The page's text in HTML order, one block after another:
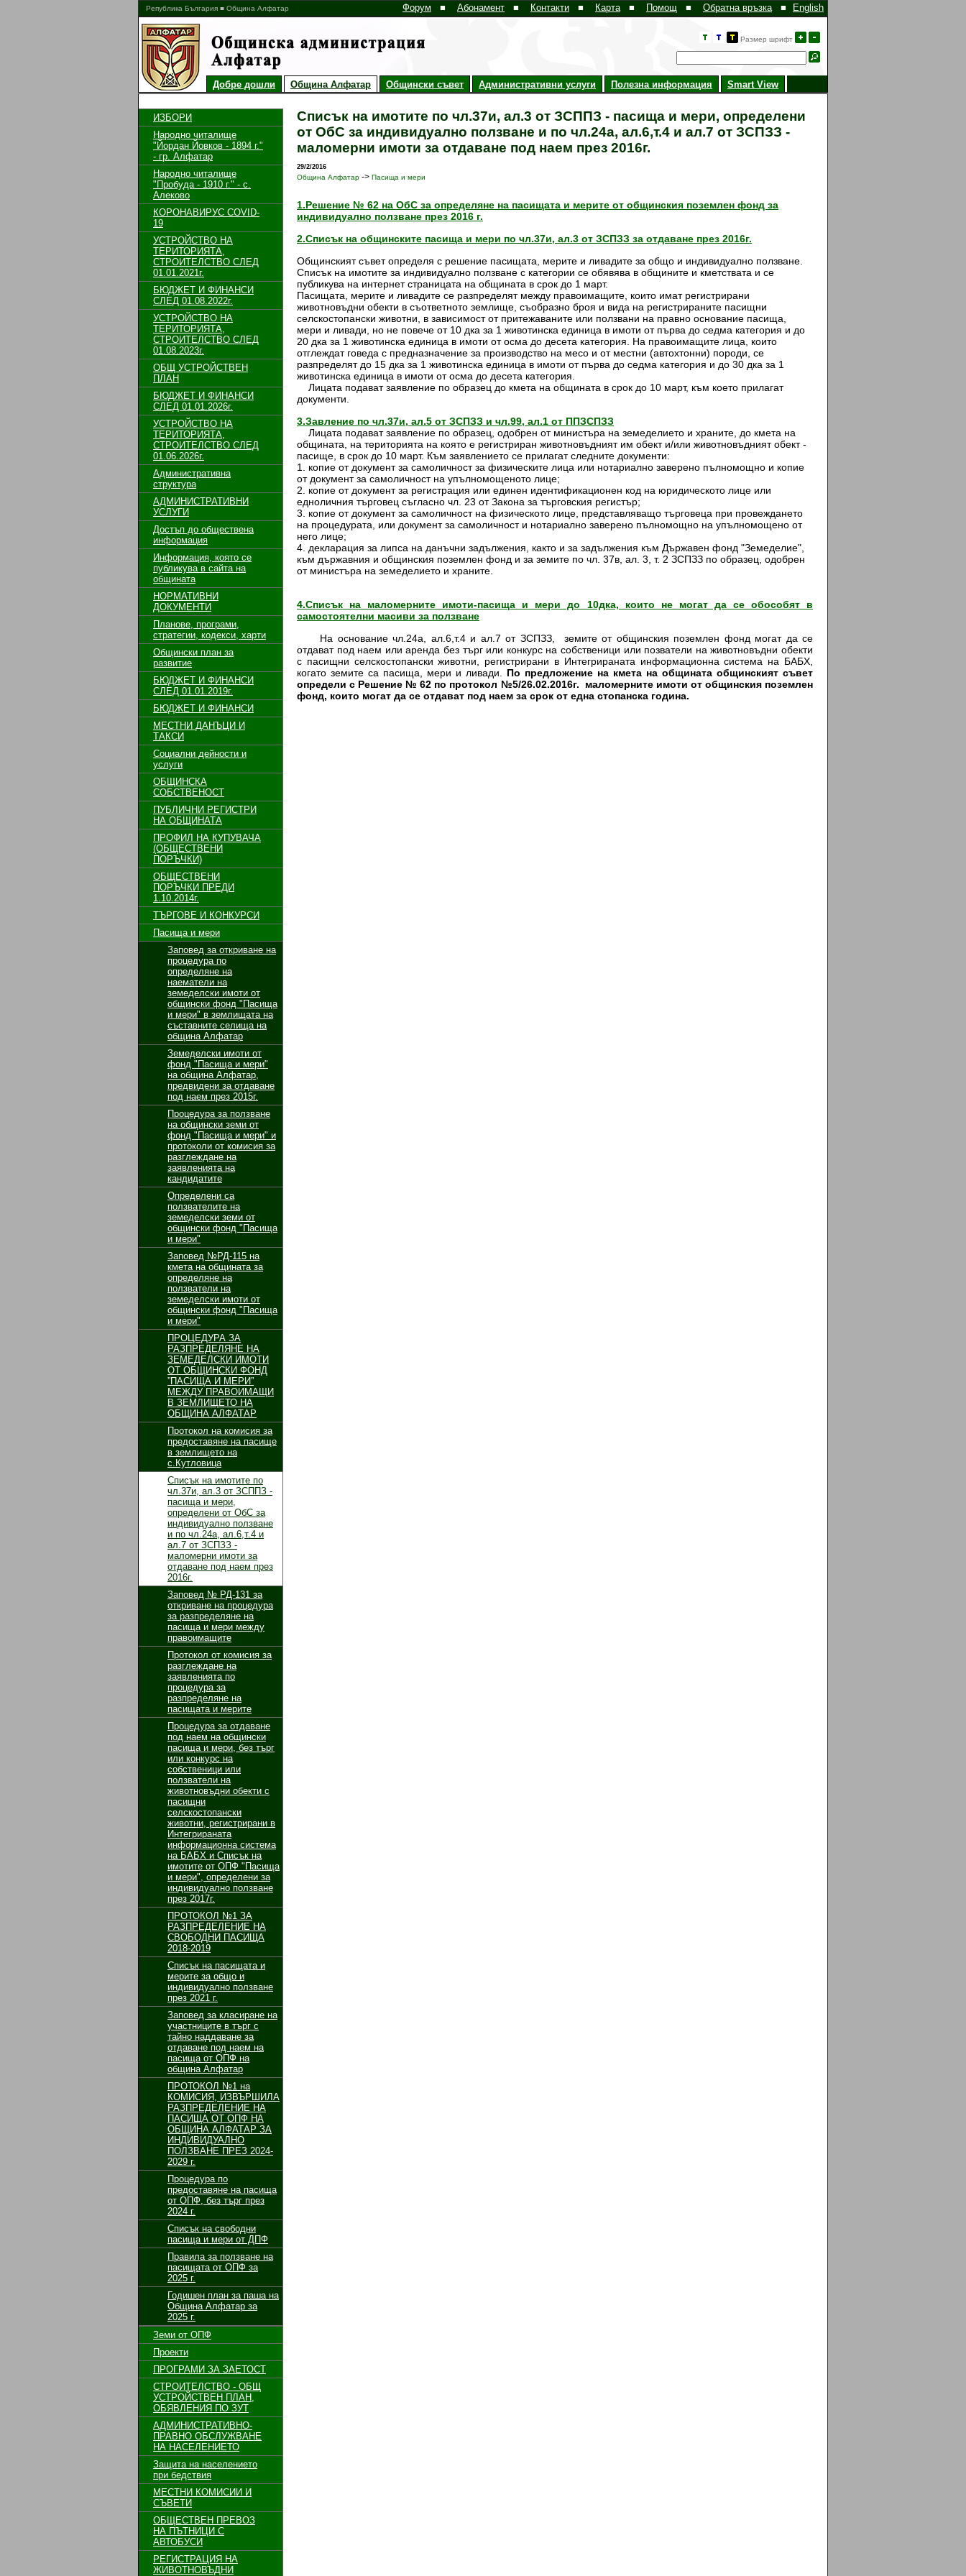
Република България ■ Община Алфатар English
Форум ■ Абонамент ■ Контакти ■ Карта ■ Помощ ■ Обратна връзка ■
Размер шрифт
Добре дошли Община Алфатар Общински съвет Административни услуги Полезна информация Smart View
ИЗБОРИ
Народно читалище
"Йордан Йовков - 1894 г."
- гр. Алфатар
Народно читалище
"Пробуда - 1910 г." - с.
Алеково
КОРОНАВИРУС COVID-
19
УСТРОЙСТВО НА
ТЕРИТОРИЯТА,
СТРОИТЕЛСТВО СЛЕД
01.01.2021г.
БЮДЖЕТ И ФИНАНСИ
СЛЕД 01.08.2022г.
УСТРОЙСТВО НА
ТЕРИТОРИЯТА,
СТРОИТЕЛСТВО СЛЕД
01.08.2023г.
ОБЩ УСТРОЙСТВЕН
ПЛАН
БЮДЖЕТ И ФИНАНСИ
СЛЕД 01.01.2026г.
УСТРОЙСТВО НА
ТЕРИТОРИЯТА,
СТРОИТЕЛСТВО СЛЕД
01.06.2026г.
Административна
структура
АДМИНИСТРАТИВНИ
УСЛУГИ
Достъп до обществена
информация
Информация, която се
публикува в сайта на
общината
НОРМАТИВНИ
ДОКУМЕНТИ
Планове, програми,
стратегии, кодекси, харти
Общински план за
развитие
БЮДЖЕТ И ФИНАНСИ
СЛЕД 01.01.2019г.
БЮДЖЕТ И ФИНАНСИ
МЕСТНИ ДАНЪЦИ И
ТАКСИ
Социални дейности и
услуги
ОБЩИНСКА
СОБСТВЕНОСТ
ПУБЛИЧНИ РЕГИСТРИ
НА ОБЩИНАТА
ПРОФИЛ НА КУПУВАЧА
(ОБЩЕСТВЕНИ
ПОРЪЧКИ)
ОБЩЕСТВЕНИ
ПОРЪЧКИ ПРЕДИ
1.10.2014г.
ТЪРГОВЕ И КОНКУРСИ
Пасища и мери
Заповед за откриване на
процедура по
определяне на
наематели на
земеделски имоти от
общински фонд "Пасища
и мери" в землищата на
съставните селища на
община Алфатар
Земеделски имоти от
фонд "Пасища и мери"
на община Алфатар,
предвидени за отдаване
под наем през 2015г.
Процедура за ползване
на общински земи от
фонд "Пасища и мери" и
протоколи от комисия за
разглеждане на
заявленията на
кандидатите
Определени са
ползвателите на
земеделски земи от
общински фонд "Пасища
и мери"
Заповед №РД-115 на
кмета на общината за
определяне на
ползватели на
земеделски имоти от
общински фонд "Пасища
и мери"
ПРОЦЕДУРА ЗА
РАЗПРЕДЕЛЯНЕ НА
ЗЕМЕДЕЛСКИ ИМОТИ
ОТ ОБЩИНСКИ ФОНД
”ПАСИЩА И МЕРИ”
МЕЖДУ ПРАВОИМАЩИ
В ЗЕМЛИЩЕТО НА
ОБЩИНА АЛФАТАР
Протокол на комисия за
предоставяне на пасище
в землището на
с.Кутловица
Списък на имотите по
чл.37и, ал.3 от ЗСППЗ -
пасища и мери,
определени от ОбС за
индивидуално ползване
и по чл.24а, ал.6,т.4 и
ал.7 от ЗСПЗЗ -
маломерни имоти за
отдаване под наем през
2016г.
Заповед № РД-131 за
откриване на процедура
за разпределяне на
пасища и мери между
правоимащите
Протокол от комисия за
разглеждане на
заявленията по
процедура за
разпределяне на
пасищата и мерите
Процедура за отдаване
под наем на общински
пасища и мери, без търг
или конкурс на
собственици или
ползватели на
животновъдни обекти с
пасищни
селскостопански
животни, регистрирани в
Интегрираната
информационна система
на БАБХ и Списък на
имотите от ОПФ "Пасища
и мери", определени за
индивидуално ползване
през 2017г.
ПРОТОКОЛ №1 ЗА
РАЗПРЕДЕЛЕНИЕ НА
СВОБОДНИ ПАСИЩА
2018-2019
Списък на пасищата и
мерите за общо и
индивидуално ползване
през 2021 г.
Заповед за класиране на
участниците в търг с
тайно наддаване за
отдаване под наем на
пасища от ОПФ на
община Алфатар
ПРОТОКОЛ №1 на
КОМИСИЯ, ИЗВЪРШИЛА
РАЗПРЕДЕЛЕНИЕ НА
ПАСИЩА ОТ ОПФ НА
ОБЩИНА АЛФАТАР ЗА
ИНДИВИДУАЛНО
ПОЛЗВАНЕ ПРЕЗ 2024-
2029 г.
Процедура по
предоставяне на пасища
от ОПФ, без търг през
2024 г.
Списък на свободни
пасища и мери от ДПФ
Правила за ползване на
пасищата от ОПФ за
2025 г.
Годишен план за паша на
Община Алфатар за
2025 г.
Земи от ОПФ
Проекти
ПРОГРАМИ ЗА ЗАЕТОСТ
СТРОИТЕЛСТВО - ОБЩ
УСТРОЙСТВЕН ПЛАН,
ОБЯВЛЕНИЯ ПО ЗУТ
АДМИНИСТРАТИВНО-
ПРАВНО ОБСЛУЖВАНЕ
НА НАСЕЛЕНИЕТО
Защита на населението
при бедствия
МЕСТНИ КОМИСИИ И
СЪВЕТИ
ОБЩЕСТВЕН ПРЕВОЗ
НА ПЪТНИЦИ С
АВТОБУСИ
РЕГИСТРАЦИЯ НА
ЖИВОТНОВЪДНИ
Списък на имотите по чл.37и, ал.3 от ЗСППЗ - пасища и мери, определени
от ОбС за индивидуално ползване и по чл.24а, ал.6,т.4 и ал.7 от ЗСПЗЗ -
маломерни имоти за отдаване под наем през 2016г.
29/2/2016
Община Алфатар -> Пасища и мери
1.Решение № 62 на ОбС за определяне на пасищата и мерите от общинския поземлен фонд за
индивидуално ползване през 2016 г.
2.Списък на общинските пасища и мери по чл.37и, ал.3 от ЗСПЗЗ за отдаване през 2016г.
Общинският съвет определя с решение пасищата, мерите и ливадите за общо и индивидуално ползване.
Списък на имотите за индивидуално ползване с категории се обявява в общините и кметствата и се
публикува на интернет страницата на общината в срок до 1 март.
Пасищата, мерите и ливадите се разпределят между правоимащите, които имат регистрирани
животновъдни обекти в съответното землище, съобразно броя и вида на регистрираните пасищни
селскостопански животни, в зависимост от притежаваните или ползвани на правно основание пасища,
мери и ливади, но не повече от 10 дка за 1 животинска единица в имоти от първа до седма категория и до
20 дка за 1 животинска единица в имоти от осма до десета категория. На правоимащите лица, които
отглеждат говеда с предназначение за производство на месо и от местни (автохтонни) породи, се
разпределят до 15 дка за 1 животинска единица в имоти от първа до седма категория и до 30 дка за 1
животинска единица в имоти от осма до десета категория.
Лицата подават заявление по образец до кмета на общината в срок до 10 март, към което прилагат
документи.
3.Завление по чл.37и, ал.5 от ЗСПЗЗ и чл.99, ал.1 от ППЗСПЗЗ
Лицата подават заявление по образец, одобрен от министъра на земеделието и храните, до кмета на
общината, на територията на която е регистриран животновъдният им обект и/или животновъдният обект -
пасище, в срок до 10 март. Към заявлението се прилагат следните документи:
1. копие от документ за самоличност за физическите лица или нотариално заверено пълномощно и копие
от документ за самоличност на упълномощеното лице;
2. копие от документ за регистрация или единен идентификационен код на юридическото лице или
едноличния търговец съгласно чл. 23 от Закона за търговския регистър;
3. копие от документ за самоличност на физическото лице, представляващо търговеца при провеждането
на процедурата, или документ за самоличност и нотариално заверено пълномощно на упълномощено от
него лице;
4. декларация за липса на данъчни задължения, както и за задължения към Държавен фонд "Земеделие",
към държавния и общинския поземлен фонд и за земите по чл. 37в, ал. 3, т. 2 ЗСПЗЗ по образец, одобрен
от министъра на земеделието и храните.
4.Списък на маломерните имоти-пасища и мери до 10дка, които не могат да се обособят в
самостоятелни масиви за ползване
На основание чл.24а, ал.6,т.4 и ал.7 от ЗСПЗЗ, земите от общинския поземлен фонд могат да се
отдават под наем или аренда без търг или конкурс на собственици или позватели на животновъдни обекти
с пасищни селскостопански животни, регистрирани в Интегрираната информационна система на БАБХ,
когато земите са пасища, мери и ливади. По предложение на кмета на общината общинският съвет
определи с Решение № 62 по протокол №5/26.02.2016г. маломерните имоти от общинския поземлен
фонд, които могат да се отдават под наем за срок от една стопанска година.